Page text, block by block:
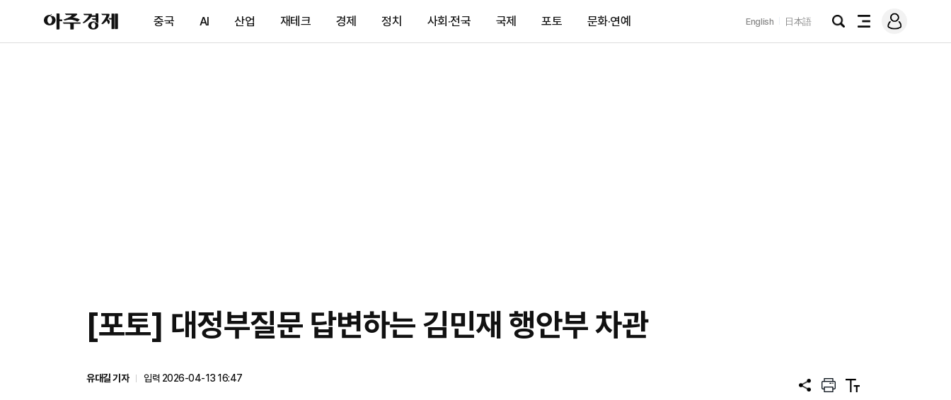
아
주
제
중국 AI 산업 재테크 경제 정치 사회·전국 국제 포토 문화·연예 English 日本語
검
전
메
그
[포토] 대정부질문 답변하는 ​​​​​​​김민재 행안부 차관
유대길 기자
입력 2026-04-13 16:47
공
프
텍